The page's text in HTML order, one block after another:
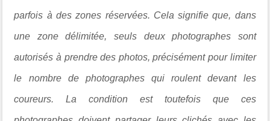
parfois à des zones réservées. Cela signifie que, dans
une zone délimitée, seuls deux photographes sont
autorisés à prendre des photos, précisément pour limiter
le nombre de photographes qui roulent devant les
coureurs. La condition est toutefois que ces